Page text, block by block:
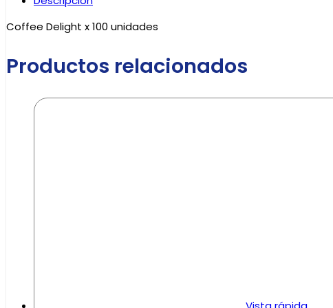
Coffee Delight x 100 unidades
Productos relacionados